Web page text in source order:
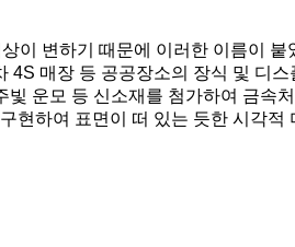
이 변하기 때문에 이러한 이름이 붙
4S 매장 등 공공장소의 장식 및 디
운모 등 신소재를 첨가하여 금속
현하여 표면이 떠 있는 듯한 시각적